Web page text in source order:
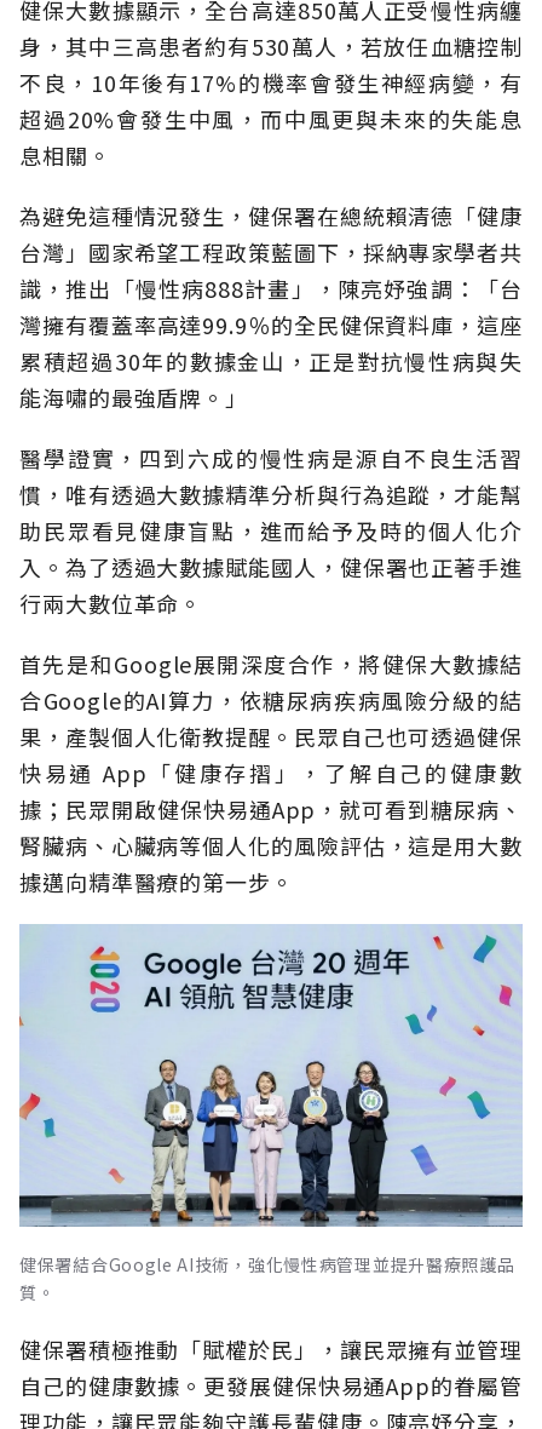
健保大數據顯示，全台高達850萬人正受慢性病纏
身，其中三高患者約有530萬人，若放任血糖控制
不良，10年後有17%的機率會發生神經病變，有
超過20%會發生中風，而中風更與未來的失能息
息相關。
為避免這種情況發生，健保署在總統賴清德「健康
台灣」國家希望工程政策藍圖下，採納專家學者共
識，推出「慢性病888計畫」，陳亮妤強調：「台
灣擁有覆蓋率高達99.9％的全民健保資料庫，這座
累積超過30年的數據金山，正是對抗慢性病與失
能海嘯的最強盾牌。」
醫學證實，四到六成的慢性病是源自不良生活習
慣，唯有透過大數據精準分析與行為追蹤，才能幫
助民眾看見健康盲點，進而給予及時的個人化介
入。為了透過大數據賦能國人，健保署也正著手進
行兩大數位革命。
首先是和Google展開深度合作，將健保大數據結
合Google的AI算力，依糖尿病疾病風險分級的結
果，產製個人化衛教提醒。民眾自己也可透過健保
快易通 App「健康存摺」，了解自己的健康數
據；民眾開啟健保快易通App，就可看到糖尿病、
腎臟病、心臟病等個人化的風險評估，這是用大數
據邁向精準醫療的第一步。
健保署結合Google AI技術，強化慢性病管理並提升醫療照護品
質。
健保署積極推動「賦權於民」，讓民眾擁有並管理
自己的健康數據。更發展健保快易通App的眷屬管
理功能，讓民眾能夠守護長輩健康。陳亮妤分享，